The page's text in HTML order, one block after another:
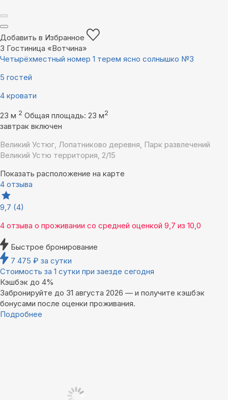
Добавить в Избранное
3 Гостиница «Вотчина»
Четырёхместный номер 1 терем ясно солнышко №3
5 гостей
4 кровати
23 м 2 Общая площадь: 23 м2
завтрак включен
Великий Устюг, Лопатниково деревня, Парк развлечений
Великий Устю территория, 2/15
Показать расположение на карте
4 отзыва
9,7 (4)
4 отзыва о проживании со средней оценкой 9,7 из 10,0
Быстрое бронирование
7 475 ₽ за сутки
Стоимость за 1 сутки при заезде сегодня
Кэшбэк до 4%
Забронируйте до 31 августа 2026 — и получите кэшбэк
бонусами после оценки проживания.
Подробнее